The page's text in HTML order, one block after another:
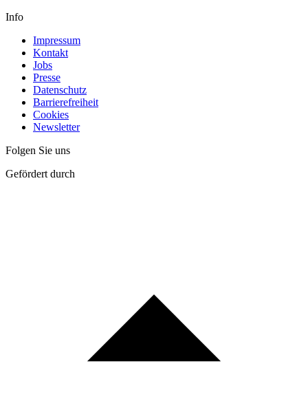
Info
Impressum
Kontakt
Jobs
Presse
Datenschutz
Barrierefreiheit
Cookies
Newsletter
Folgen Sie uns
Gefördert durch